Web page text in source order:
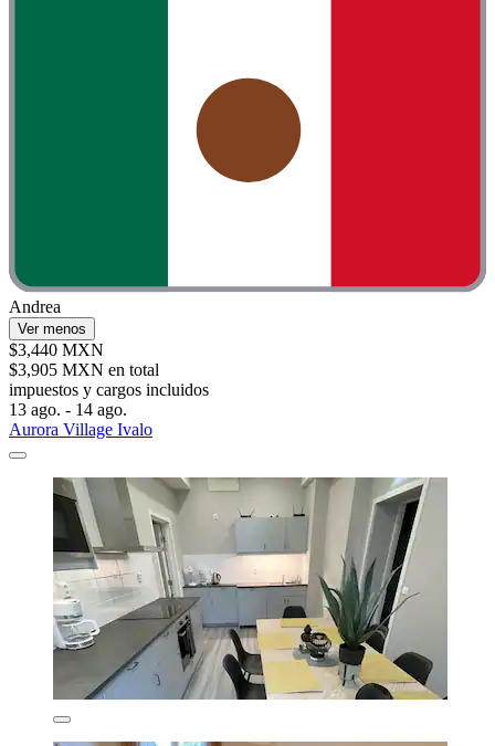
Andrea
Ver menos
$3,440 MXN
$3,905 MXN en total
impuestos y cargos incluidos
13 ago. - 14 ago.
Aurora Village Ivalo